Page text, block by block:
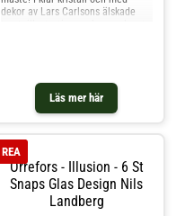
Läs mer här
dekor av Lars Carlsons älskade
Orrefors - Illusion - 6 St
Snaps Glas Design Nils
Landberg
REA